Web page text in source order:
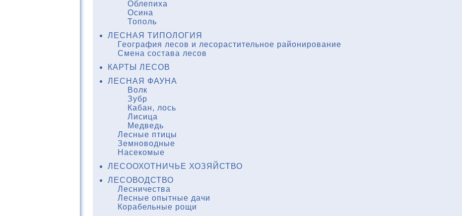
Облепиха
Осина
Тополь
ЛЕСНАЯ ТИПОЛОГИЯ
География лесов и лесорастительное районирование
Смена состава лесов
КАРТЫ ЛЕСОВ
ЛЕСНАЯ ФАУНА
Волк
Зубр
Кабан, лось
Лисица
Медведь
Лесные птицы
Земноводные
Насекомые
ЛЕСООХОТНИЧЬЕ ХОЗЯЙСТВО
ЛЕСОВОДСТВО
Лесничества
Лесные опытные дачи
Корабельные рощи